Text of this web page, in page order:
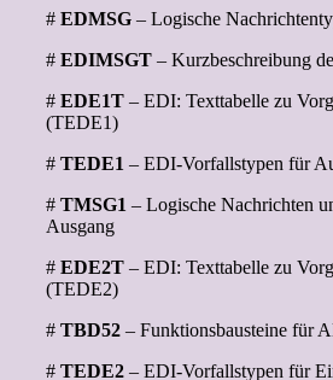
# EDMSG – Logische
# EDIMSGT – Kurzbeschreibung
# EDE1T – EDI: Texttabelle zu
(TEDE1)
# TEDE1 – EDI-Vorfallstypen für
# TMSG1 – Logische Nachrichten
Ausgang
# EDE2T – EDI: Texttabelle zu
(TEDE2)
# TBD52 – Funktionsbausteine für
# TEDE2 – EDI-Vorfallstypen für